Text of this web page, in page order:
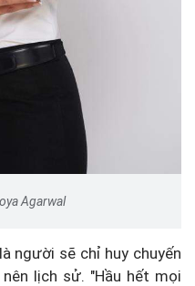
Agarwal
người sẽ chỉ huy chuyến
lịch sử. "Hầu hết mọi